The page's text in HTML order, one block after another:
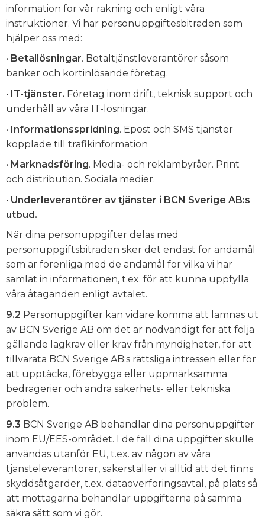
information för vår räkning och enligt våra
instruktioner. Vi har personuppgiftesbiträden som
hjälper oss med:
• Betallösningar. Betaltjänstleverantörer såsom
banker och kortinlösande företag.
• IT-tjänster. Företag inom drift, teknisk support och
underhåll av våra IT-lösningar.
• Informationsspridning. Epost och SMS tjänster
kopplade till trafikinformation
• Marknadsföring. Media- och reklambyråer. Print
och distribution. Sociala medier.
• Underleverantörer av tjänster i BCN Sverige AB:s
utbud.
När dina personuppgifter delas med
personuppgiftsbiträden sker det endast för ändamål
som är förenliga med de ändamål för vilka vi har
samlat in informationen, t.ex. för att kunna uppfylla
våra åtaganden enligt avtalet.
9.2 Personuppgifter kan vidare komma att lämnas ut
av BCN Sverige AB om det är nödvändigt för att följa
gällande lagkrav eller krav från myndigheter, för att
tillvarata BCN Sverige AB:s rättsliga intressen eller för
att upptäcka, förebygga eller uppmärksamma
bedrägerier och andra säkerhets- eller tekniska
problem.
9.3 BCN Sverige AB behandlar dina personuppgifter
inom EU/EES-området. I de fall dina uppgifter skulle
användas utanför EU, t.ex. av någon av våra
tjänsteleverantörer, säkerställer vi alltid att det finns
skyddsåtgärder, t.ex. dataöverföringsavtal, på plats så
att mottagarna behandlar uppgifterna på samma
säkra sätt som vi gör.